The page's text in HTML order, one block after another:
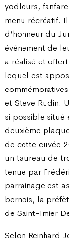
yodleurs,
menu récréatif.
d’honneur du
événement de
a réalisé et
lequel est
et Steve Rudin.
si possible situé
deuxième
de cette cuvée
un taureau de
tenue par
parrainage est
bernois, la
de Saint-Imier
Selon Reinhard